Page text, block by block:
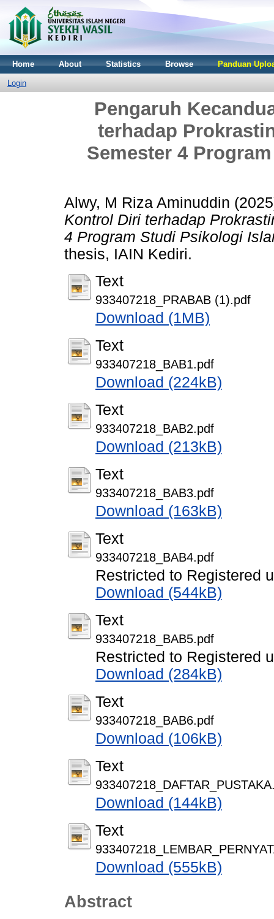
Home About Statistics Browse Panduan
Login
Pengaruh
terhadap
Semester 4
Alwy, M Riza Aminuddin
Kontrol Diri terhadap
4 Program Studi Psikologi
thesis, IAIN Kediri.
Text
933407218_PRABAB (1).pdf
Download (1MB)
Text
933407218_BAB1.pdf
Download (224kB)
Text
933407218_BAB2.pdf
Download (213kB)
Text
933407218_BAB3.pdf
Download (163kB)
Text
933407218_BAB4.pdf
Restricted to Registered
Download (544kB)
Text
933407218_BAB5.pdf
Restricted to Registered
Download (284kB)
Text
933407218_BAB6.pdf
Download (106kB)
Text
Download (144kB)
Text
Download (555kB)
Abstract